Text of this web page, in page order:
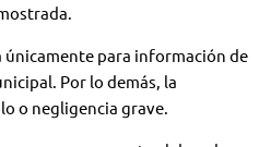
para información de
Por lo demás, la
o negligencia grave.